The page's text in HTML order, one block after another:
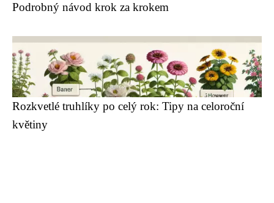
Podrobný návod krok za krokem
Rozkvetlé truhlíky po celý rok: Tipy na celoroční
květiny